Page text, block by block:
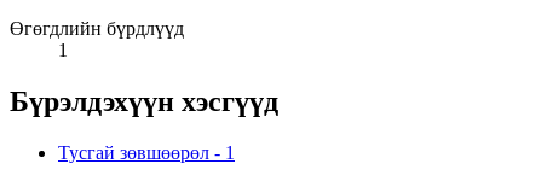
Өгөгдлийн бүрдлүүд
1
Бүрэлдэхүүн хэсгүүд
Тусгай зөвшөөрөл - 1